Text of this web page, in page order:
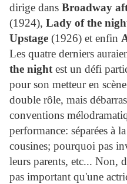
dirige dans Broadway
(1924), Lady of the
Upstage (1926) et enfin
Les quatre derniers
the night est un défi
pour son metteur en
double rôle, mais
conventions
performance: séparées à
cousines; pourquoi pas
leurs parents, etc... Non,
pas important qu'une